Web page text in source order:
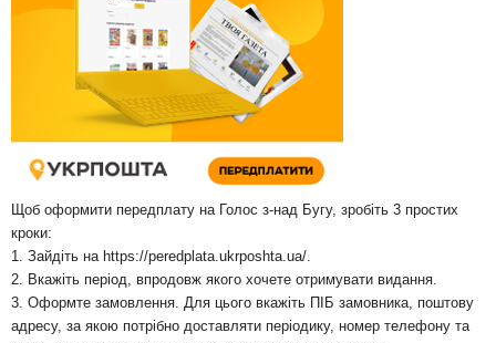
Щоб оформити передплату на Голос з-над Бугу, зробіть 3 простих
кроки:
1. Зайдіть на https://peredplata.ukrposhta.ua/
2. Вкажіть період, впродовж якого хочете отримувати видання.
3. Оформте замовлення. Для цього вкажіть ПІБ замовника, поштову
адресу, за якою потрібно доставляти періодику, номер телефону та